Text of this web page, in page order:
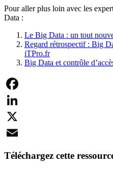
Pour aller plus loin avec les
Data :
Le Big Data : un tout
Regard rétrospectif : Big
iTPro.fr
Big Data et contrôle
Facebook
LinkedIn
X
Téléchargez cette